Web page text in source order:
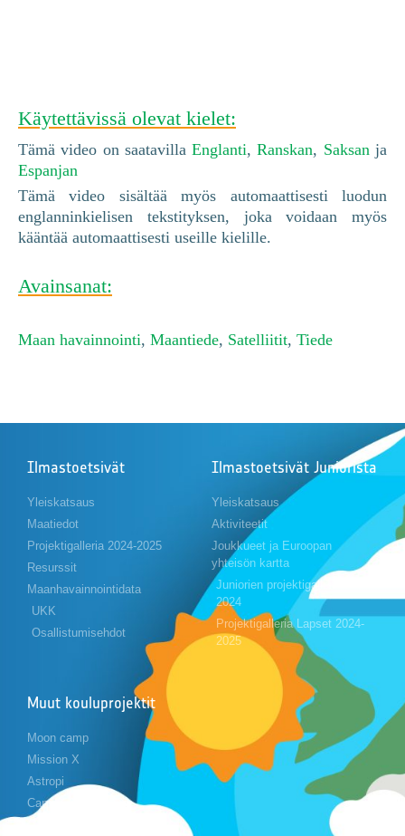
Käytettävissä olevat kielet:
Tämä video on saatavillaEnglanti,Ranskan, Saksan ja
Espanjan
Tämä video sisältää myös automaattisesti luodun
englanninkielisen tekstityksen, joka voidaan myös
kääntää automaattisesti useille kielille.
Avainsanat:
Maan havainnointi, Maantiede, Satelliitit, Tiede
Ilmastoetsivät
Yleiskatsaus
Maatiedot
Projektigalleria 2024-2025
Resurssit
Maanhavainnointidata
UKK
Osallistumisehdot
Ilmastoetsivät Juniorista
Yleiskatsaus
Aktiviteetit
Joukkueet ja Euroopan
yhteisön kartta
Juniorien projektigalleria 2023-
2024
Projektigalleria Lapset 2024-
2025
Muut kouluprojektit
Moon camp
Mission X
Astropi
Cansat